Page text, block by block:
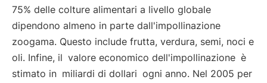
75% delle colture alimentari a livello globale
dipendono almeno in parte dall'impollinazione
zoogama. Questo include frutta, verdura, semi, noci e
oli. Infine, il valore economico dell'impollinazione è
stimato in miliardi di dollari ogni anno. Nel 2005 per